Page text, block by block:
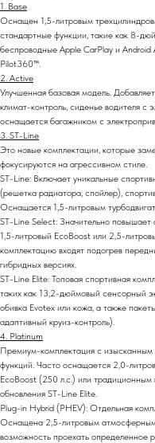
1. Base
Оснащен 1,5-литровым
стандартные функции, такие как 8-
беспроводные Apple CarPlay и
Pilot360™.
2. Active
Улучшенная базовая модель.
климат-контроль, сиденье водителя с
оснащается багажником с
3. ST-Line
Это новые комплектации, которые
фокусируются на агрессивном стиле.
ST-Line: Включает уникальные
(решетка радиатора, спойлер),
Оснащается 1,5-литровым
ST-Line Select: Значительно повышает
1,5-литровый EcoBoost или 2,5-
комплектацию входят подогрев
гибридных версиях.
ST-Line Elite: Топовая спортивная
таких как 13,2-дюймовый сенсорный
обивка Evotex или кожа, а также
адаптивный круиз-контроль).
4. Platinum
Премиум-комплектация с
функций. Часто оснащается 2,0-
EcoBoost (250 л.с.) или традиционным
обновления ST-Line Elite.
Plug-in Hybrid (PHEV): Отдельная
Оснащена 2,5-литровым атмосферным
возможность проехать определенное